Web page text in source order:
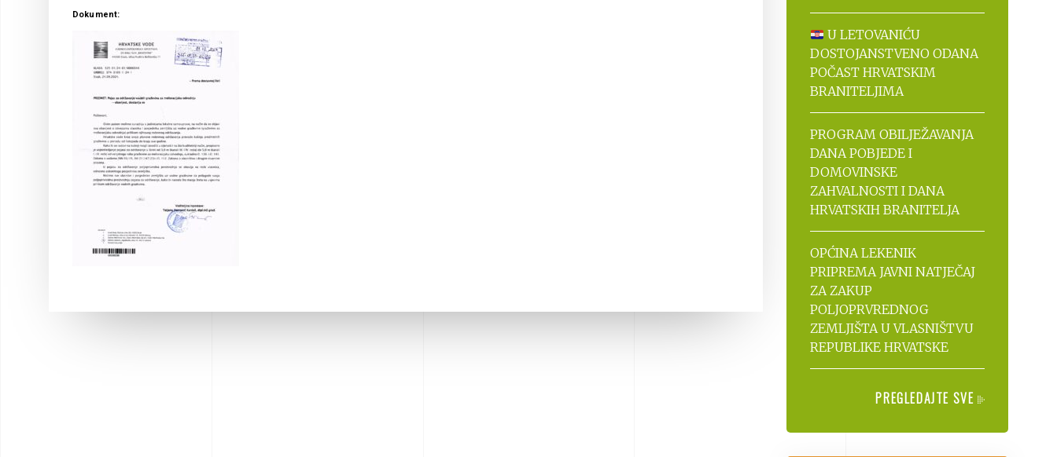
Dokument:
U LETOVANIĆU
DOSTOJANSTVENO ODANA
POČAST HRVATSKIM
BRANITELJIMA
PROGRAM OBILJEŽAVANJA
DANA POBJEDE I
DOMOVINSKE
ZAHVALNOSTI I DANA
HRVATSKIH BRANITELJA
OPĆINA LEKENIK
PRIPREMA JAVNI NATJEČAJ
ZA ZAKUP
POLJOPRVREDNOG
ZEMLJIŠTA U VLASNIŠTVU
REPUBLIKE HRVATSKE
PREGLEDAJTE SVE